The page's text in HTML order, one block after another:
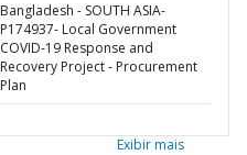
Bangladesh - SOUTH ASIA-
P174937- Local Government
COVID-19 Response and
Recovery Project - Procurement
Plan
Exibir mais